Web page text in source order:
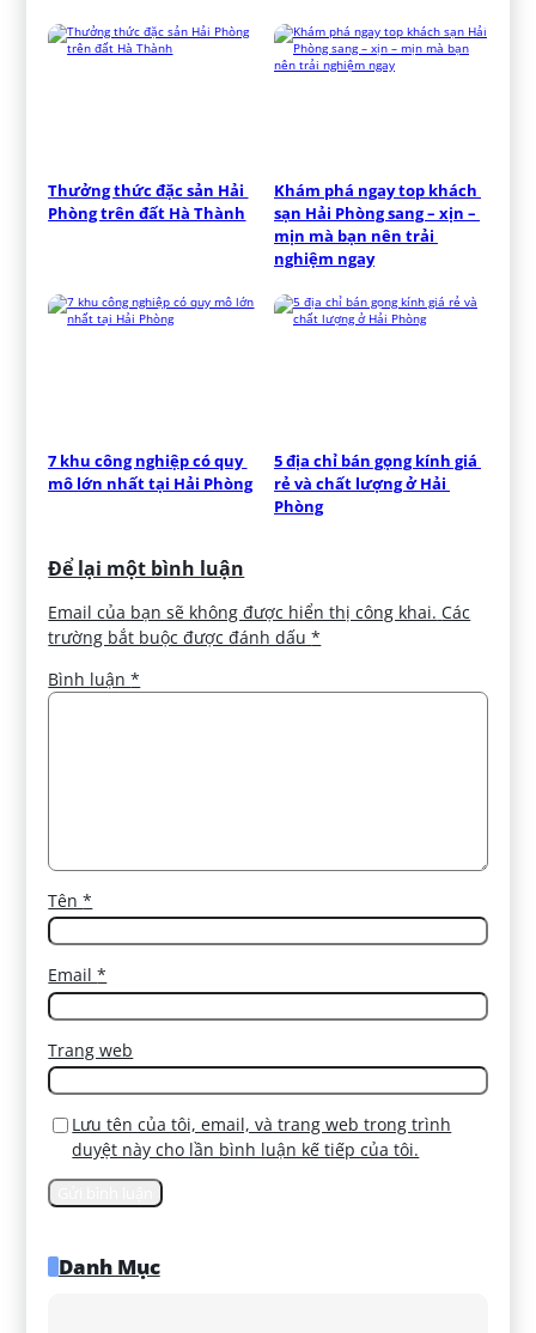
Thưởng thức đặc sản Hải
Phòng trên đất Hà Thành
Khám phá ngay top khách
sạn Hải Phòng sang – xịn –
mịn mà bạn nên trải
nghiệm ngay
7 khu công nghiệp có quy
mô lớn nhất tại Hải Phòng
5 địa chỉ bán gọng kính giá
rẻ và chất lượng ở Hải
Phòng
Để lại một bình luận
Email của bạn sẽ không được hiển thị công khai. Các
trường bắt buộc được đánh dấu*
Bình luận*
Tên*
Email*
Trang web
Lưu tên của tôi, email, và trang web trong trình
duyệt này cho lần bình luận kế tiếp của tôi.
Danh Mục